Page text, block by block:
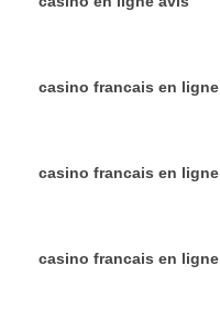
casino francais en ligne
casino francais en ligne
casino francais en ligne